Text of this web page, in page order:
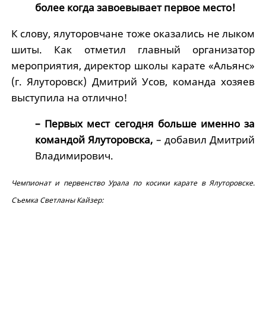
более когда завоевывает первое место!
К слову, ялуторовчане тоже оказались не лыком
шиты. Как отметил главный организатор
мероприятия, директор школы карате «Альянс»
(г. Ялуторовск) Дмитрий Усов, команда хозяев
выступила на отлично!
– Первых мест сегодня больше именно за
командой Ялуторовска, – добавил Дмитрий
Владимирович.
Чемпионат и первенство Урала по косики карате в Ялуторовске.
Съемка Светланы Кайзер: